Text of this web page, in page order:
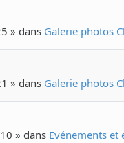
» dans Galerie photos
» dans Galerie photos
» dans Evénements